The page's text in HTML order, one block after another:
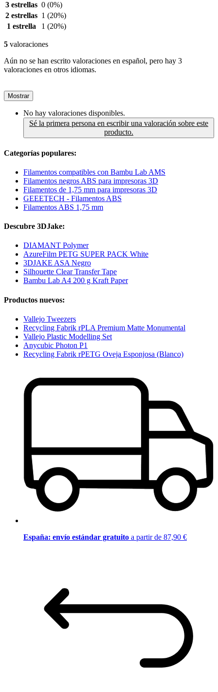
3 estrellas 0 (0%)
2 estrellas 1 (20%)
1 estrella
1 (20%)
5 valoraciones
Aún no se han escrito valoraciones en español, pero hay 3
valoraciones en otros idiomas.
Mostrar
No hay valoraciones disponibles.
Sé la primera persona en escribir una valoración sobre este
producto.
Categorías populares:
Filamentos compatibles con Bambu Lab AMS
Filamentos negros ABS para impresoras 3D
Filamentos de 1,75 mm para impresoras 3D
GEEETECH - Filamentos ABS
Filamentos ABS 1,75 mm
Descubre 3DJake:
DIAMANT Polymer
AzureFilm PETG SUPER PACK White
3DJAKE ASA Negro
Silhouette Clear Transfer Tape
Bambu Lab A4 200 g Kraft Paper
Productos nuevos:
Vallejo Tweezers
Recycling Fabrik rPLA Premium Matte Monumental
Vallejo Plastic Modelling Set
Anycubic Photon P1
Recycling Fabrik rPETG Oveja Esponjosa (Blanco)
España: envío estándar gratuito a partir de 87,90 €